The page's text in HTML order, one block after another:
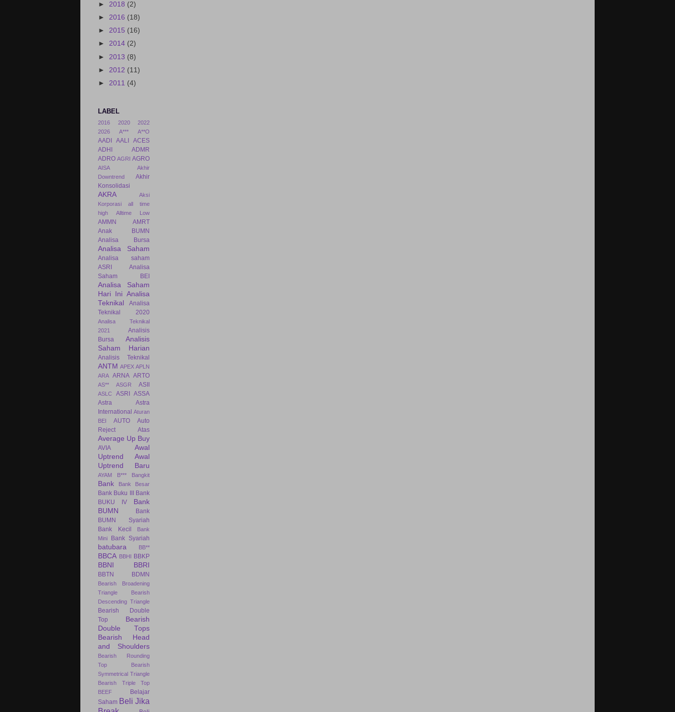
► 2018 (2)
► 2016 (18)
► 2015 (16)
► 2014 (2)
► 2013 (8)
► 2012 (11)
► 2011 (4)
LABEL
2016 2020
2022
2026
A*** A**O
AADI AALI
ACES
ADHI
ADMR
ADRO AGRI AGRO
AISA
Akhir
Downtrend
Akhir
Konsolidasi
AKRA
Aksi
Korporasi
all time
high
Alltime Low
AMMN
AMRT
Anak BUMN
Analisa Bursa
Analisa Saham
Analisa saham
ASRI
Analisa
Saham BEI
Analisa Saham
Hari Ini Analisa
Teknikal
Analisa
Teknikal 2020
Analisa Teknikal
2021
Analisis
Bursa
Analisis
Saham Harian
Analisis Teknikal
ANTM APEX APLN
ARA ARNA ARTO
AS** ASGR ASII
ASLC ASRI
ASSA
Astra
Astra
International Aturan
BEI
AUTO
Auto
Reject Atas
Average Up Buy
AVIA
Awal
Uptrend
Awal
Uptrend Baru
AYAM B*** Bangkit
Bank Bank Besar
Bank Buku III
Bank
BUKU IV
Bank
BUMN
Bank
BUMN Syariah
Bank Kecil
Bank
Mini
Bank Syariah
batubara BB**
BBCA BBHI BBKP
BBNI BBRI
BBTN BDMN
Bearish Broadening
Triangle
Bearish
Descending Triangle
Bearish Double
Top
Bearish
Double Tops
Bearish Head
and Shoulders
Bearish Rounding
Top
Bearish
Symmetrical Triangle
Bearish Triple Top
BEEF
Belajar
Saham Beli Jika